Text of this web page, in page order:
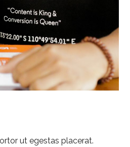
ut egestas placerat.